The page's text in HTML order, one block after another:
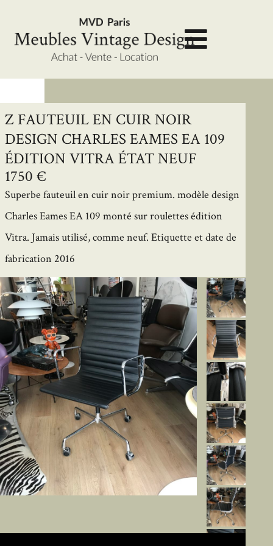
Z FAUTEUIL EN CUIR NOIR
DESIGN CHARLES EAMES EA 109
ÉDITION VITRA ÉTAT NEUF
1750 €
Superbe fauteuil en cuir noir premium. modèle design
Charles Eames EA 109 monté sur roulettes édition
Vitra. Jamais utilisé, comme neuf. Etiquette et date de
fabrication 2016